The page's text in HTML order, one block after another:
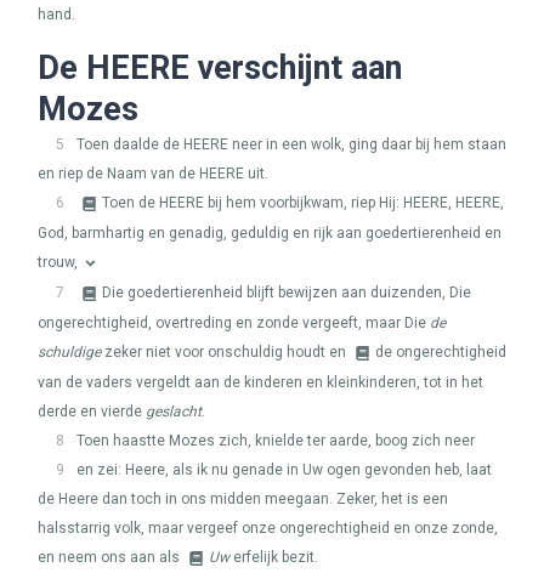
hand.
De HEERE verschijnt aan
Mozes
5 Toen daalde de HEERE neer in een wolk, ging daar bij hem staan
en riep de Naam van de HEERE uit.
6
Toen de HEERE bij hem voorbijkwam, riep Hij: HEERE, HEERE,
God, barmhartig en genadig, geduldig en rijk aan goedertierenheid en
trouw,
7
Die goedertierenheid blijft bewijzen aan duizenden, Die
ongerechtigheid, overtreding en zonde vergeeft, maar Die de
schuldigezeker niet voor onschuldig houdt en
de ongerechtigheid
van de vaders vergeldt aan de kinderen en kleinkinderen, tot in het
derde en vierde geslacht.
8
Toen haastte Mozes zich, knielde ter aarde, boog zich neer
9
en zei: Heere, als ik nu genade in Uw ogen gevonden heb, laat
de Heere dan toch in ons midden meegaan. Zeker, het is een
halsstarrig volk, maar vergeef onze ongerechtigheid en onze zonde,
en neem ons aan als
Uwerfelijk bezit.